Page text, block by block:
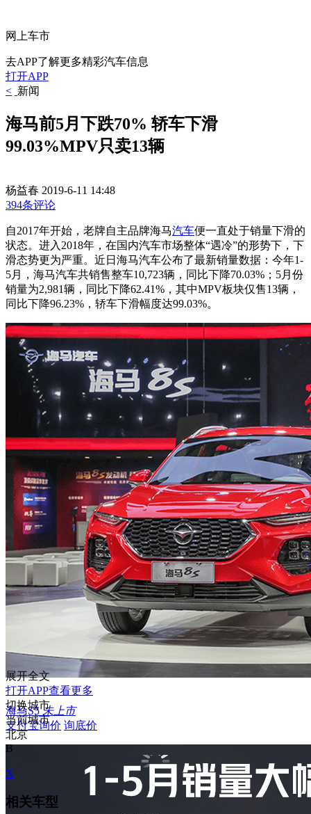
网上车市
去APP了解更多精彩汽车信息
打开APP
< 新闻
海马前5月下跌70% 轿车下滑
99.03%MPV只卖13辆
杨益春 2019-6-11 14:48
394条评论
自2017年开始，老牌自主品牌海马汽车便一直处于销量下滑的
状态。进入2018年，在国内汽车市场整体“遇冷”的形势下，下
滑态势更为严重。近日海马汽车公布了最新销量数据：今年1-
5月，海马汽车共销售整车10,723辆，同比下降70.03%；5月份
销量为2,981辆，同比下降62.41%，其中MPV板块仅售13辆，
同比下降96.23%，轿车下滑幅度达99.03%。
海马S5 未上市
支付宝询价 询底价
展开全文
打开APP查看更多
切换城市
当前城市
北京
B
X
相关车型